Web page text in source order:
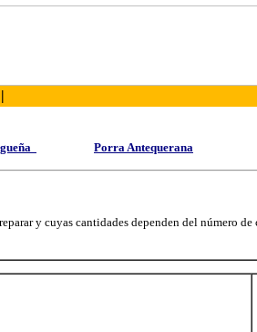
|
Porra Antequerana
y cuyas cantidades dependen del número